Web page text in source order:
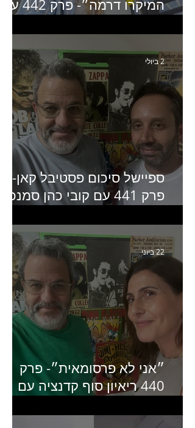
המיקרו דרמה״- פרק 442 עם
של יד2
ספיישל סיכום פסטיבל קאן-
פרק 441 עם קובי כהן
2 ביולי
״אני לא פרסומאית״- פרק
440 ריאיון סוף קדנציה עם
מנכ״לית באומן בר ריבנאי
22 ביוני